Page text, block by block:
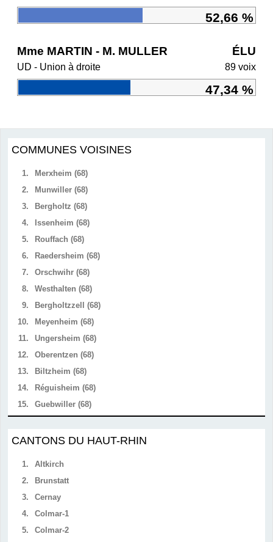
52,66 %
Mme MARTIN - M. MULLER ÉLU
UD - Union à droite 89 voix
47,34 %
COMMUNES VOISINES
1.
Merxheim (68)
2.
Munwiller (68)
3.
Bergholtz (68)
4.
Issenheim (68)
5.
Rouffach (68)
6.
Raedersheim (68)
7.
Orschwihr (68)
8.
Westhalten (68)
9.
Bergholtzzell (68)
10.
Meyenheim (68)
11.
Ungersheim (68)
12.
Oberentzen (68)
13.
Biltzheim (68)
14.
Réguisheim (68)
15.
Guebwiller (68)
CANTONS DU HAUT-RHIN
1.
Altkirch
2.
Brunstatt
3.
Cernay
4.
Colmar-1
5.
Colmar-2